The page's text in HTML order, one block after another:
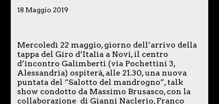
18 Maggio 2019
Mercoledì 22 maggio, giorno dell’arrivo della
tappa del Giro d’Italia a Novi, il centro
d’incontro Galimberti (via Pochettini 3,
Alessandria) ospiterà, alle 21.30, una nuova
puntata del “Salotto del mandrogno”, talk
show condotto da Massimo Brusasco, con la
collaborazione di Gianni Naclerio, Franco